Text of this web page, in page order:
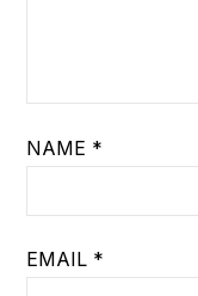
NAME *
EMAIL *